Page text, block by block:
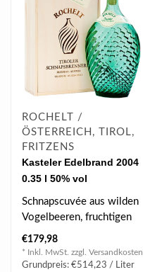
ROCHELT /
ÖSTERREICH, TIROL,
FRITZENS
Kasteler Edelbrand 2004
0.35 l 50% vol
Schnapscuvée aus wilden
Vogelbeeren, fruchtigen
Williamsbirnen und fein-
würzig..
€179,98
* Inkl. MwSt. zzgl. Versandkosten
Grundpreis: €514,23 / Liter